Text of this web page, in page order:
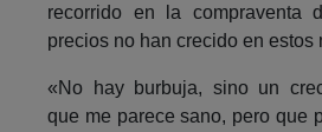
recorrido en la compraventa
precios no han crecido en estos
«No hay burbuja, sino un
que me parece sano, pero que